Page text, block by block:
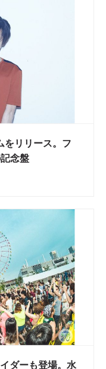
をリリース。フ
念盤
ダーも登場。水